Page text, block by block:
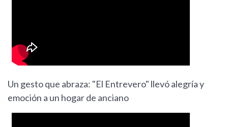
Un gesto que abraza: "El Entrevero" llevó alegría y
emoción a un hogar de anciano